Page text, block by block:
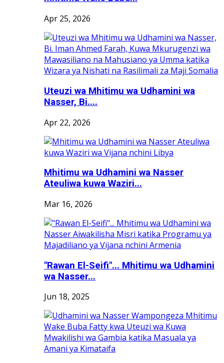
Apr 25, 2026
Uteuzi wa Mhitimu wa Udhamini wa
Nasser, Bi....
Apr 22, 2026
Mhitimu wa Udhamini wa Nasser
Ateuliwa kuwa Waziri...
Mar 16, 2026
"Rawan El-Seifi"... Mhitimu wa Udhamini
wa Nasser...
Jun 18, 2025